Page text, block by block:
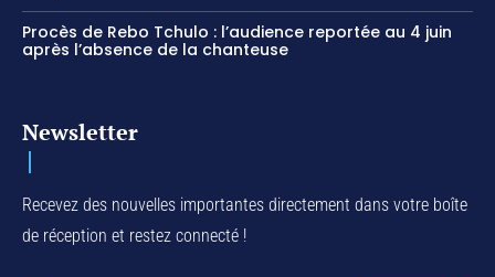
Procès de Rebo Tchulo : l’audience reportée au 4 juin
après l’absence de la chanteuse
Newsletter
Recevez des nouvelles importantes directement dans votre boîte
de réception et restez connecté !